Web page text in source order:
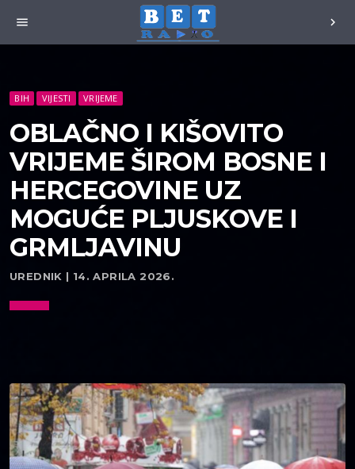
menu chevron_right
BIH VIJESTI VRIJEME
OBLAČNO I KIŠOVITO
VRIJEME ŠIROM BOSNE I
HERCEGOVINE UZ
MOGUĆE PLJUSKOVE I
GRMLJAVINU
UREDNIK | 14. APRILA 2026.